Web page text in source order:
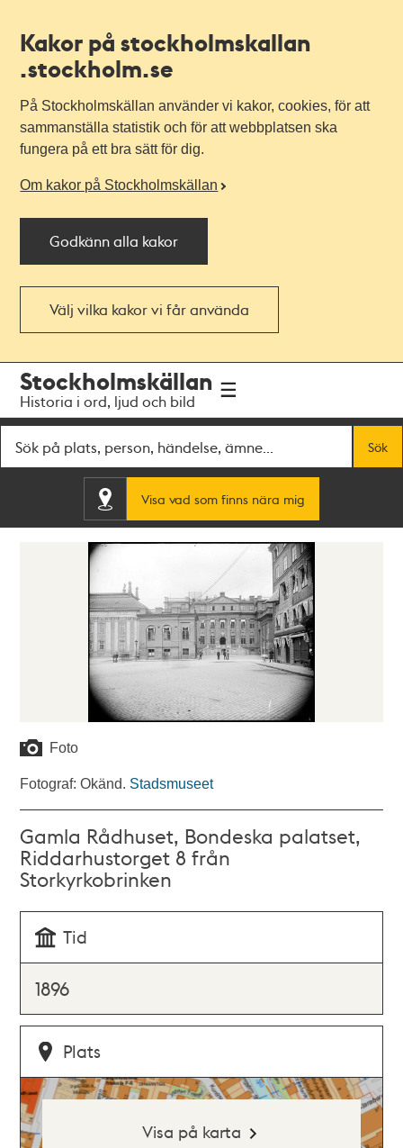
Kakor på stockholmskallan
.stockholm.se
På Stockholmskällan använder vi kakor, cookies, för att
sammanställa statistik och för att webbplatsen ska
fungera på ett bra sätt för dig.
Om kakor på Stockholmskällan
Godkänn alla kakor
Välj vilka kakor vi får använda
navigationen
huvudinnehållet
Stockholmskällan
Historia i ord, ljud och bild
Sök
Visa vad som finns nära mig
Foto
Fotograf: Okänd. Stadsmuseet
Gamla Rådhuset, Bondeska palatset,
Riddarhustorget 8 från
Storkyrkobrinken
Tid
1896
Plats
Visa på karta